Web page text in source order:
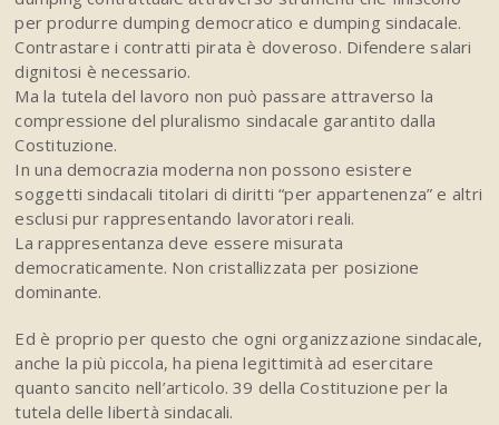
per produrre dumping democratico e dumping sindacale.
Contrastare i contratti pirata è doveroso. Difendere salari
dignitosi è necessario.
Ma la tutela del lavoro non può passare attraverso la
compressione del pluralismo sindacale garantito dalla
Costituzione.
In una democrazia moderna non possono esistere
soggetti sindacali titolari di diritti “per appartenenza” e altri
esclusi pur rappresentando lavoratori reali.
La rappresentanza deve essere misurata
democraticamente. Non cristallizzata per posizione
dominante.
Ed è proprio per questo che ogni organizzazione sindacale,
anche la più piccola, ha piena legittimità ad esercitare
quanto sancito nell’articolo. 39 della Costituzione per la
tutela delle libertà sindacali.